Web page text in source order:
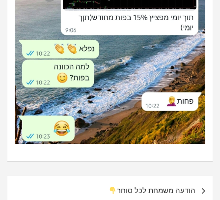
הודעה משמחת לכל סוחר